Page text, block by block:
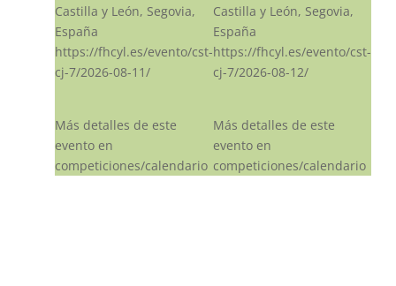
Castilla y León, Segovia,
España
https://fhcyl.es/evento/cst-
cj-7/2026-08-11/
Más detalles de este
evento en
competiciones/calendario
Castilla y León, Segovia,
España
https://fhcyl.es/evento/cst-
cj-7/2026-08-12/
Más detalles de este
evento en
competiciones/calendario